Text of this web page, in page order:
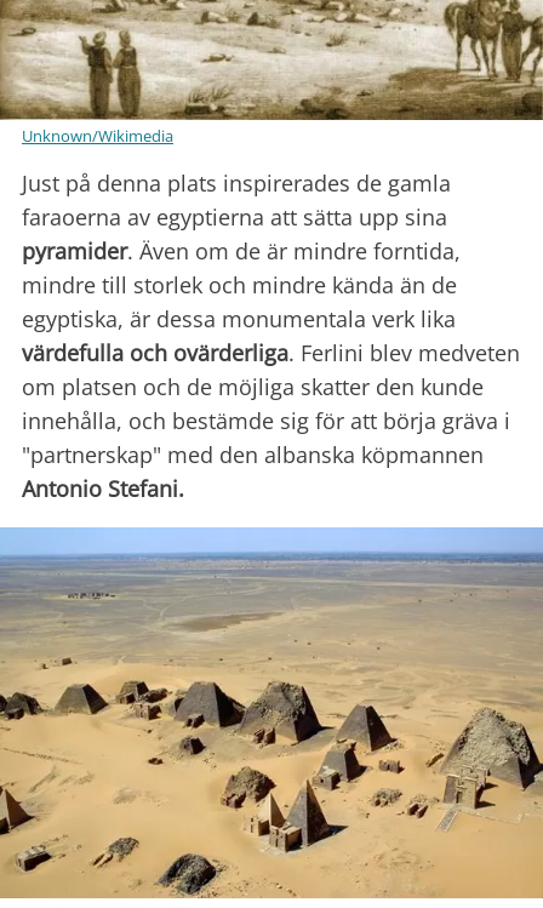
Unknown/Wikimedia
Just på denna plats inspirerades de gamla
faraoerna av egyptierna att sätta upp sina
pyramider. Även om de är mindre forntida,
mindre till storlek och mindre kända än de
egyptiska, är dessa monumentala verk lika
värdefulla och ovärderliga. Ferlini blev medveten
om platsen och de möjliga skatter den kunde
innehålla, och bestämde sig för att börja gräva i
"partnerskap" med den albanska köpmannen
Antonio Stefani.